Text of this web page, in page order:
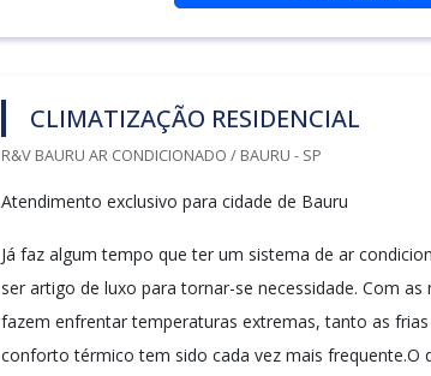
CLIMATIZAÇÃO RESIDENCIAL
R&V BAURU AR CONDICIONADO / BAURU - SP
Atendimento exclusivo para cidade de Bauru
Já faz algum tempo que ter um sistema de ar
ser artigo de luxo para tornar-se necessidade. Com
fazem enfrentar temperaturas extremas, tanto as
conforto térmico tem sido cada vez mais frequente.O